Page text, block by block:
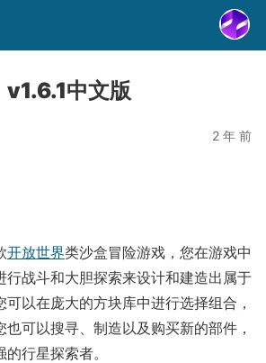
v1.6.1中文版
2 年 前
开放世界类沙盒冒险游戏，您在游戏中
行战斗和大胆探索来设计和建造出属于
可以在庞大的方块库中进行选择组合，
可以搜寻、制造以及购买新的部件，
行星探索者。